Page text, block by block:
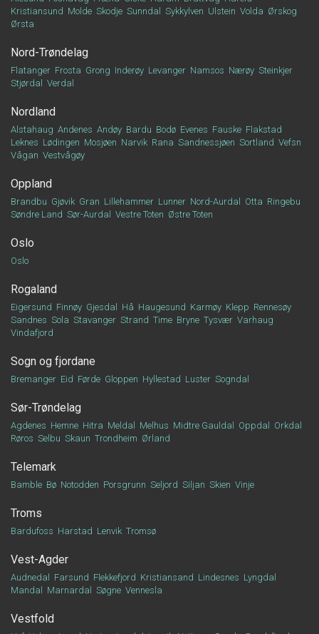
Kristiansund Molde Skodje Sunndal Sykkylven Ulstein Volda Ørskog
Ørsta
Nord-Trøndelag
Flatanger Frosta Grong Inderøy Levanger Namsos Nærøy Steinkjer
Stjørdal
Verdal
Nordland
Alstahaug Andenes Andøy Bardu Bodø Evenes Fauske Flakstad
Leknes Lødingen Mosjøen Narvik Rana Sandnessjøen Sortland Vefsn
Vågan Vestvågøy
Oppland
Brandbu Gjøvik Gran Lillehammer Lunner Nord-Aurdal Otta Ringebu
Søndre Land Sør-Aurdal Vestre Toten Østre Toten
Oslo
Oslo
Rogaland
Eigersund Finnøy Gjesdal Hå Haugesund Karmøy Klepp Rennesøy
Sandnes Sola Stavanger Strand Time Bryne Tysvær Varhaug
Vindafjord
Sogn og fjordane
Bremanger Eid Førde Gloppen Hyllestad Luster Sogndal
Sør-Trøndelag
Agdenes Hemne Hitra Meldal Melhus Midtre Gauldal Oppdal
Orkdal
Røros Selbu Skaun Trondheim Ørland
Telemark
Bamble Bø Notodden Porsgrunn Seljord Siljan Skien Vinje
Troms
Bardufoss Harstad Lenvik Tromsø
Vest-Agder
Audnedal Farsund Flekkefjord Kristiansand Lindesnes Lyngdal
Mandal
Marnardal Søgne Vennesla
Vestfold